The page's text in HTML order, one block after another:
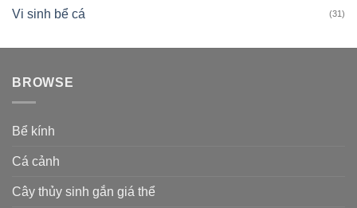
Vi sinh bể cá (31)
BROWSE
Bể kính
Cá cảnh
Cây thủy sinh gắn giá thể